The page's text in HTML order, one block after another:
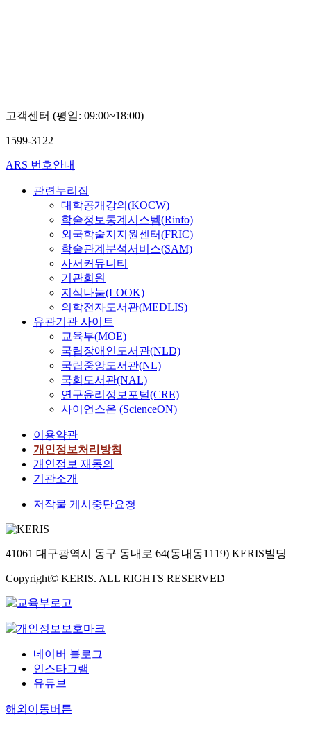
고객센터 (평일: 09:00~18:00)
1599-3122
ARS 번호안내
관련누리집
대학공개강의(KOCW)
학술정보통계시스템(Rinfo)
외국학술지지원센터(FRIC)
학술관계분석서비스(SAM)
사서커뮤니티
기관회원
지식나눔(LOOK)
의학전자도서관(MEDLIS)
유관기관 사이트
교육부(MOE)
국립장애인도서관(NLD)
국립중앙도서관(NL)
국회도서관(NAL)
연구윤리정보포털(CRE)
사이언스온 (ScienceON)
이용약관
개인정보처리방침
개인정보 재동의
기관소개
저작물 게시중단요청
41061 대구광역시 동구 동내로 64(동내동1119) KERIS빌딩
Copyright© KERIS. ALL RIGHTS RESERVED
네이버 블로그
인스타그램
유튜브
해외이동버튼